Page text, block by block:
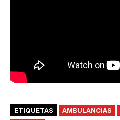
ETIQUETAS AMBULANCIAS